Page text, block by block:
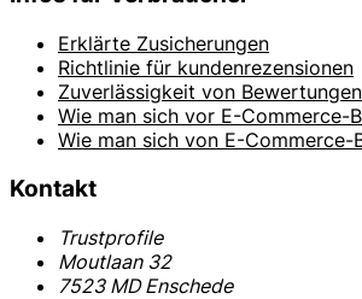
Erklärte Zusicherungen
Richtlinie für kundenrezensionen
Zuverlässigkeit von Bewertungen
Wie man sich vor E-Commerce-
Wie man sich von E-Commerce-
Kontakt
Trustprofile
Moutlaan 32
7523 MD Enschede